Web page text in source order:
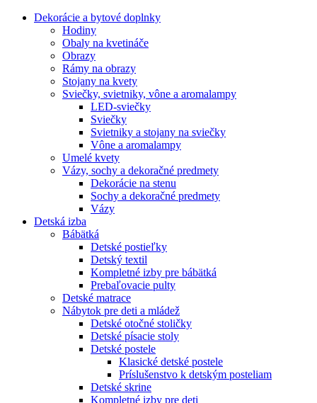
Dekorácie a bytové doplnky
Hodiny
Obaly na kvetináče
Obrazy
Rámy na obrazy
Stojany na kvety
Sviečky, svietniky, vône a aromalampy
LED-sviečky
Sviečky
Svietniky a stojany na sviečky
Vône a aromalampy
Umelé kvety
Vázy, sochy a dekoračné predmety
Dekorácie na stenu
Sochy a dekoračné predmety
Vázy
Detská izba
Bábätká
Detské postieľky
Detský textil
Kompletné izby pre bábätká
Prebaľovacie pulty
Detské matrace
Nábytok pre deti a mládež
Detské otočné stoličky
Detské písacie stoly
Detské postele
Klasické detské postele
Príslušenstvo k detským posteliam
Detské skrine
Kompletné izby pre deti